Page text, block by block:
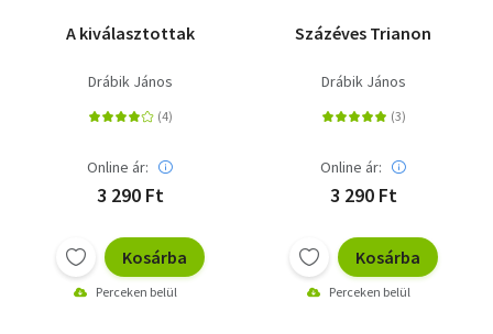
A kiválasztottak
Drábik János
Online ár:
3 290 Ft
Kosárba
Perceken belül
Százéves Trianon
Drábik János
Online ár:
3 290 Ft
Kosárba
Perceken belül